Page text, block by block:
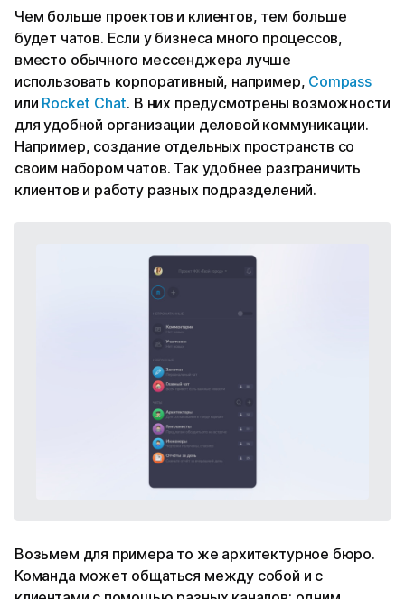
Чем больше проектов и клиентов, тем больше
будет чатов. Если у бизнеса много процессов,
вместо обычного мессенджера лучше
использовать корпоративный, например, Compass
или Rocket Chat. В них предусмотрены возможности
для удобной организации деловой коммуникации.
Например, создание отдельных пространств со
своим набором чатов. Так удобнее разграничить
клиентов и работу разных подразделений.
Возьмем для примера то же архитектурное бюро.
Команда может общаться между собой и с